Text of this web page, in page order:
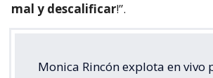
mal y descalificar!”.
Monica Rincón explota en vivo